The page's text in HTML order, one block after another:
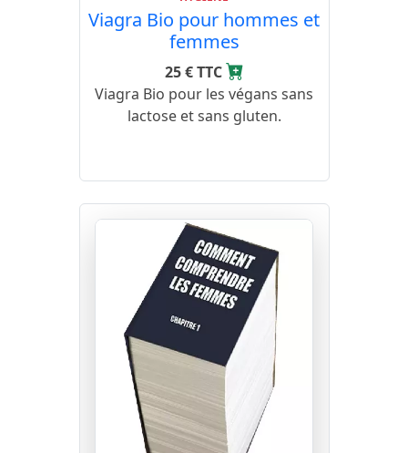
Viagra Bio pour hommes et
femmes
25 € TTC
Viagra Bio pour les végans sans
lactose et sans gluten.